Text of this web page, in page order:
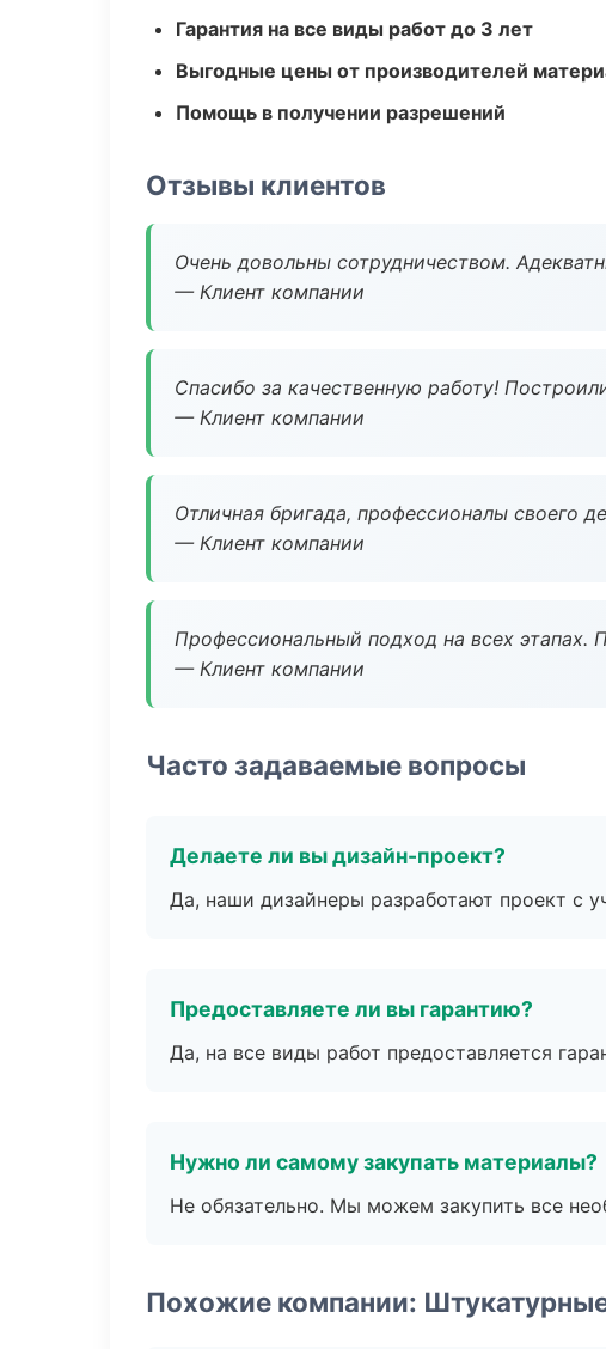
Гарантия на все виды работ до 3 лет
Выгодные цены от производителей
Помощь в получении разрешений
Отзывы клиентов
Очень довольны сотрудничеством.
— Клиент компании
Спасибо за качественную работу!
— Клиент компании
Отличная бригада, профессионалы своего
— Клиент компании
Профессиональный подход на всех
— Клиент компании
Часто задаваемые вопросы
Делаете ли вы дизайн-проект?
Да, наши дизайнеры разработают проект с
Предоставляете ли вы гарантию?
Да, на все виды работ предоставляется
Нужно ли самому закупать материалы?
Не обязательно. Мы можем закупить все
Похожие компании: